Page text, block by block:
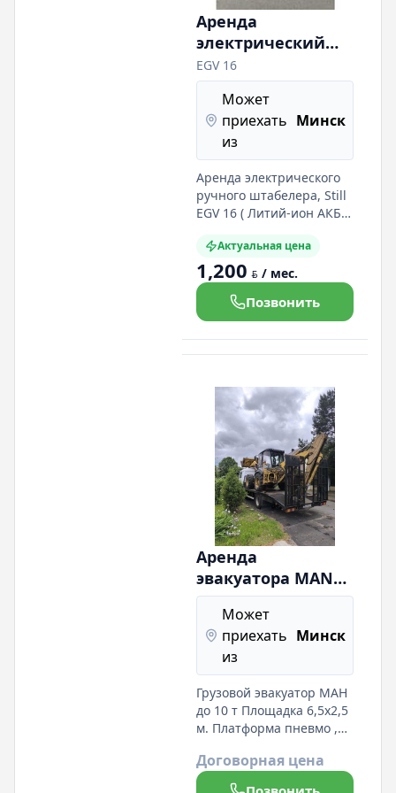
Аренда
электрический
штабелер Still
egv16, 1600 кг, 5,6
EGV 16
Может
приехать
из
Минск
Аренда электрического
ручного штабелера, Still
EGV 16 ( Литий-ион АКБ,
Грузоподъёмность 1600кг
Высота подъёма мачты
5600 мм (3700мм)
Габариты
2000х900х2300мм
Зарядное устройство
220в Доста а в любую
Актуальная цена
1,200 BYN / мес.
Позвонить
Аренда
эвакуатора MAN
Эвакуация/
срочная
перевозка
погрузчиков,
микроавтобусов,
спецтехники и
оборудования до
Может
приехать
из
Минск
Грузовой эвакуатор МАН
до 10 т Площадка 6,5х2,5
м. Платформа пневмо ,
Лебедка 10 т.
Гидроаппарели.
Договорная цена